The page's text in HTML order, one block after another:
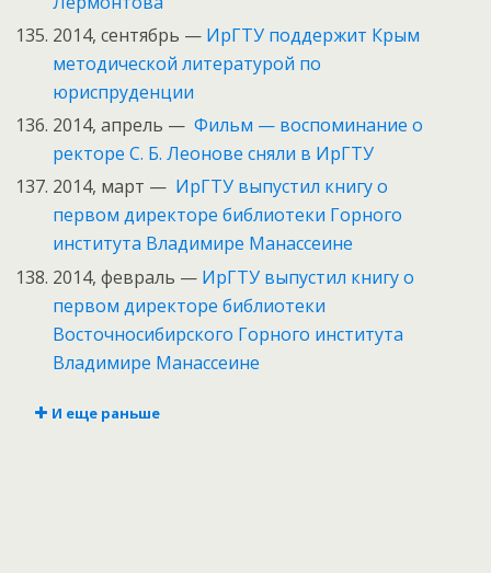
2014, сентябрь — ИрГТУ поддержит Крым
методической литературой по
юриспруденции
2014, апрель —Фильм — воспоминание о
ректоре С. Б. Леонове сняли в ИрГТУ
2014, март — ИрГТУ выпустил книгу о
первом директоре библиотеки Горного
института Владимире Манассеине
2014, февраль — ИрГТУ выпустил книгу о
первом директоре библиотеки
Восточносибирского Горного института
Владимире Манассеине
И еще раньше